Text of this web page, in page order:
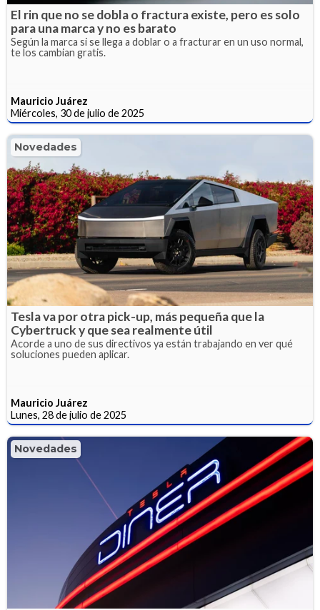
El rin que no se dobla o fractura existe, pero es solo
para una marca y no es barato
Según la marca si se llega a doblar o a fracturar en un uso normal,
te los cambian gratis.
Mauricio Juárez
Miércoles, 30 de julio de 2025
Novedades
Tesla va por otra pick-up, más pequeña que la
Cybertruck y que sea realmente útil
Acorde a uno de sus directivos ya están trabajando en ver qué
soluciones pueden aplicar.
Mauricio Juárez
Lunes, 28 de julio de 2025
Novedades